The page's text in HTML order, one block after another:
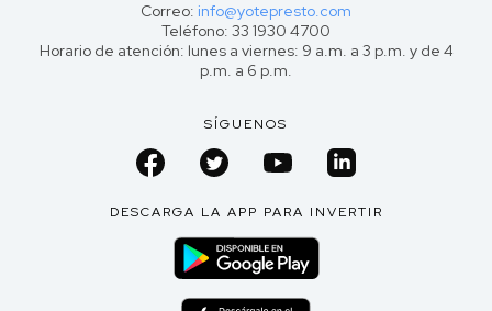
Correo: info@yotepresto.com
Teléfono: 33 1930 4700
Horario de atención: lunes a viernes: 9 a.m. a 3 p.m. y de 4
p.m. a 6 p.m.
SÍGUENOS
DESCARGA LA APP PARA INVERTIR